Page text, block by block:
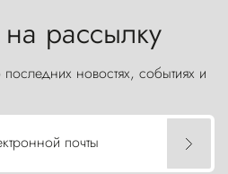
рассылку
новостях, событиях и
почты